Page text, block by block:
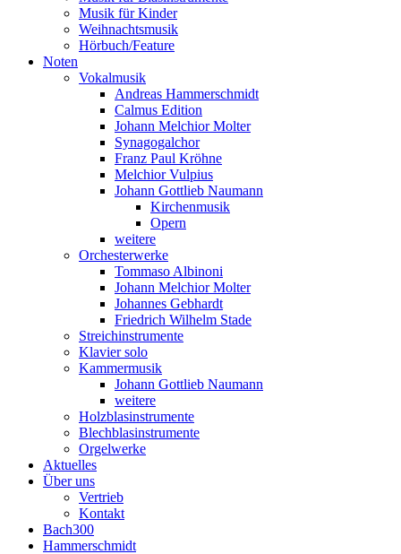
Musik für Kinder
Weihnachtsmusik
Hörbuch/Feature
Noten
Vokalmusik
Andreas Hammerschmidt
Calmus Edition
Johann Melchior Molter
Synagogalchor
Franz Paul Kröhne
Melchior Vulpius
Johann Gottlieb Naumann
Kirchenmusik
Opern
weitere
Orchesterwerke
Tommaso Albinoni
Johann Melchior Molter
Johannes Gebhardt
Friedrich Wilhelm Stade
Streichinstrumente
Klavier solo
Kammermusik
Johann Gottlieb Naumann
weitere
Holzblasinstrumente
Blechblasinstrumente
Orgelwerke
Aktuelles
Über uns
Vertrieb
Kontakt
Bach300
Hammerschmidt